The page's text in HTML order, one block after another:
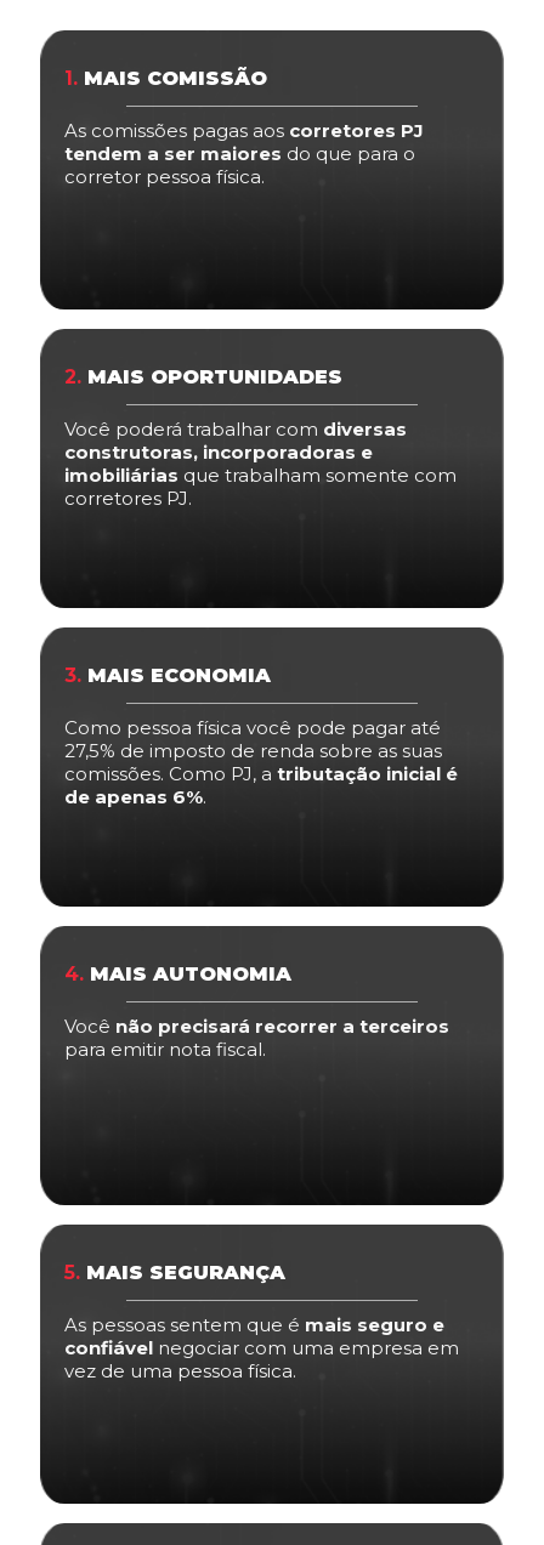
1. MAIS COMISSÃO
As comissões pagas aos corretores PJ
tendem a ser maiores do que para o
corretor pessoa física.
2. MAIS OPORTUNIDADES
Você poderá trabalhar com diversas
construtoras, incorporadoras e
imobiliárias que trabalham somente com
corretores PJ.
3. MAIS ECONOMIA
Como pessoa física você pode pagar até
27,5% de imposto de renda sobre as suas
comissões. Como PJ, a tributação inicial é
de apenas 6%.
4. MAIS AUTONOMIA
Você não precisará recorrer a terceiros
para emitir nota fiscal.
5. MAIS SEGURANÇA
As pessoas sentem que é mais seguro e
confiável negociar com uma empresa em
vez de uma pessoa física.